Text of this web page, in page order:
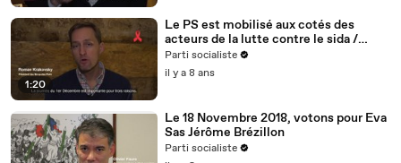
1:20
Le PS est mobilisé aux cotés des
acteurs de la lutte contre le sida /
Roman Krakovsky, président de
Séropotes - 3/5
Parti socialiste
il y a 8 ans
Le 18 Novembre 2018, votons pour Eva
Sas Jérôme Brézillon
Parti socialiste